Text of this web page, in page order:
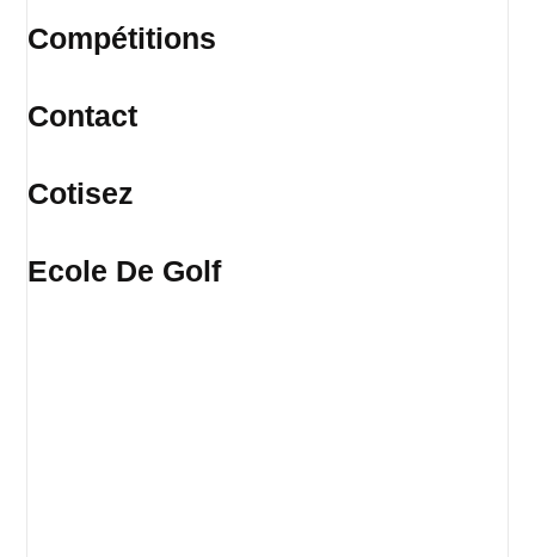
Compétitions
Contact
Cotisez
Ecole De Golf